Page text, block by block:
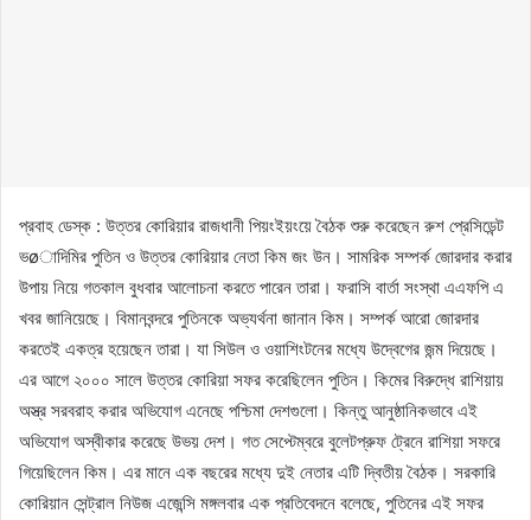
প্রবাহ ডেস্ক : উত্তর কোরিয়ার রাজধানী পিয়ংইয়ংয়ে বৈঠক শুরু করেছেন রুশ প্রেসিডেন্ট
ভøাদিমির পুতিন ও উত্তর কোরিয়ার নেতা কিম জং উন। সামরিক সম্পর্ক জোরদার করার
উপায় নিয়ে গতকাল বুধবার আলোচনা করতে পারেন তারা। ফরাসি বার্তা সংস্থা এএফপি এ
খবর জানিয়েছে। বিমানবন্দরে পুতিনকে অভ্যর্থনা জানান কিম। সম্পর্ক আরো জোরদার
করতেই একত্র হয়েছেন তারা। যা সিউল ও ওয়াশিংটনের মধ্যে উদ্বেগের জন্ম দিয়েছে।
এর আগে ২০০০ সালে উত্তর কোরিয়া সফর করেছিলেন পুতিন। কিমের বিরুদ্ধে রাশিয়ায়
অস্ত্র সরবরাহ করার অভিযোগ এনেছে পশ্চিমা দেশগুলো। কিন্তু আনুষ্ঠানিকভাবে এই
অভিযোগ অস্বীকার করেছে উভয় দেশ। গত সেপ্টেম্বরে বুলেটপ্রুফ ট্রেনে রাশিয়া সফরে
গিয়েছিলেন কিম। এর মানে এক বছরের মধ্যে দুই নেতার এটি দ্বিতীয় বৈঠক। সরকারি
কোরিয়ান সেন্ট্রাল নিউজ এজেন্সি মঙ্গলবার এক প্রতিবেদনে বলেছে, পুতিনের এই সফর